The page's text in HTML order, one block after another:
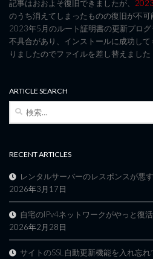
記事はおおよそ復旧できましたが、
のうち消えてしまったものの復旧が不可
2023年5月のルート証明書の更新プロ
不具合があり、インストールに成功し
りましたのでファイルを差し替えました
ARTICLE SEARCH
検
RECENT ARTICLES
レンタルサーバーのレスポンスが悪
2026年3月17日
自宅のIPv4ネットワークがやっと復
2026年2月28日
サイトのSSL自動更新機能を入れ忘